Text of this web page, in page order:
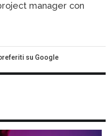
manager con
su Google